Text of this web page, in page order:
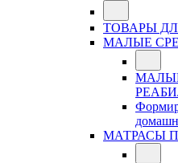
ТОВАРЫ
МАЛЫЕ
МАТРАСЫ